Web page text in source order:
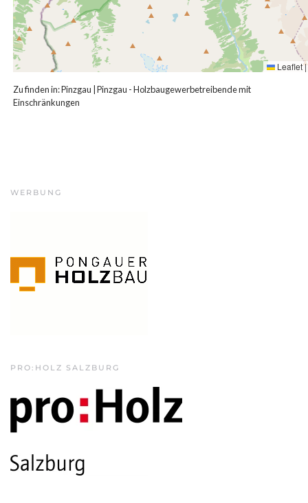
Leaflet|
Zu finden in:Pinzgau |Pinzgau - Holzbaugewerbetreibende mit
Einschränkungen
WERBUNG
PRO:HOLZ SALZBURG